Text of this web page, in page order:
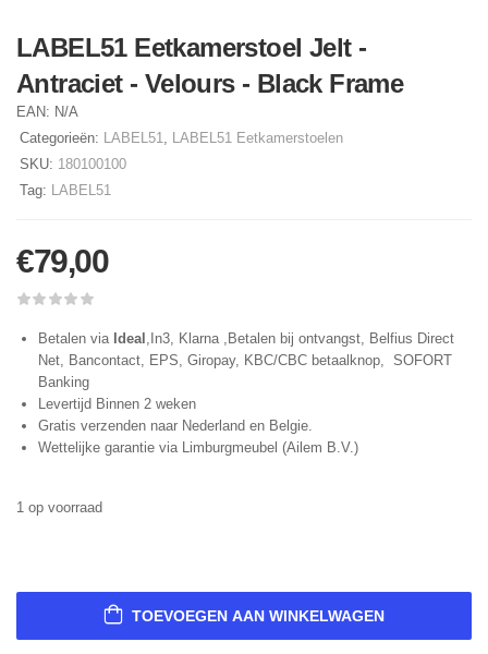
LABEL51 Eetkamerstoel Jelt -
Antraciet - Velours - Black Frame
EAN: N/A
Categorieën: LABEL51, LABEL51 Eetkamerstoelen
SKU: 180100100
Tag: LABEL51
€79,00
Betalen via Ideal ,In3, Klarna ,Betalen bij ontvangst, Belfius Direct
Net, Bancontact, EPS, Giropay, KBC/CBC betaalknop, SOFORT
Banking
Levertijd Binnen 2 weken
Gratis verzenden naar Nederland en Belgie.
Wettelijke garantie via Limburgmeubel (Ailem B.V.)
1 op voorraad
TOEVOEGEN AAN WINKELWAGEN